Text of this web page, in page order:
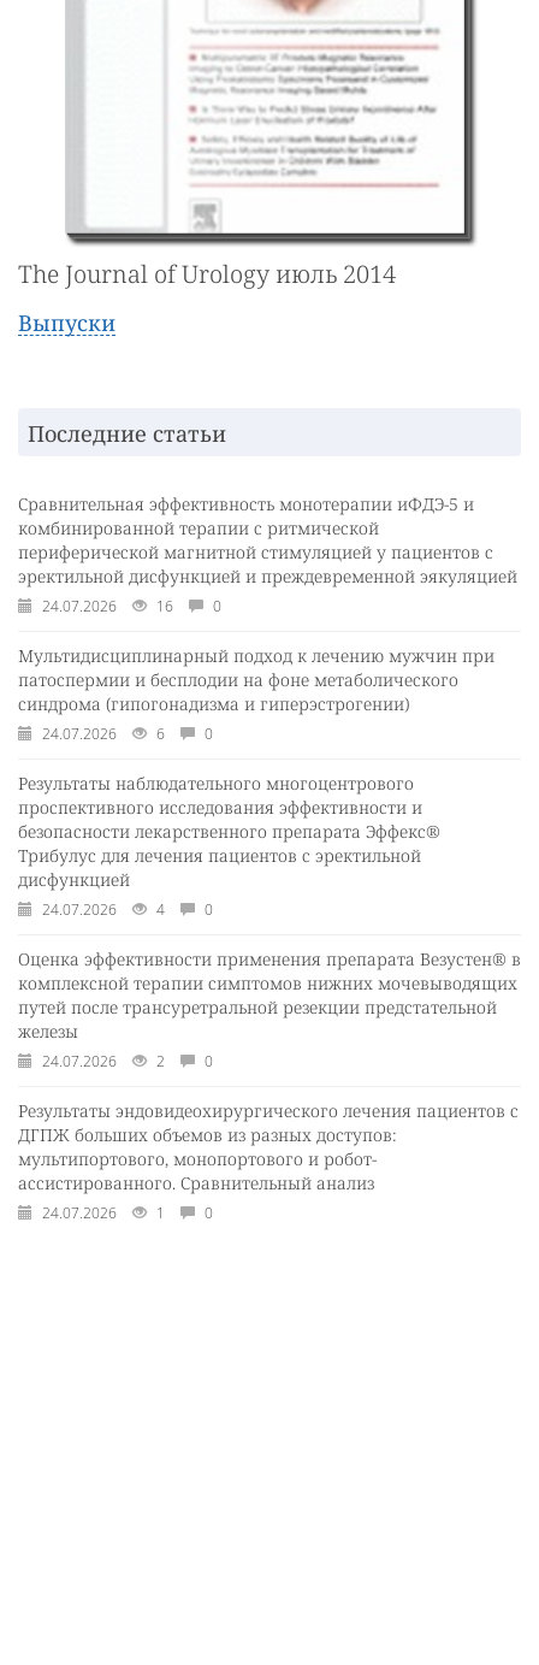
The Journal of Urology июль 2014
Выпуски
Последние статьи
Сравнительная эффективность монотерапии иФДЭ-5 и
комбинированной терапии с ритмической
периферической магнитной стимуляцией у пациентов с
эректильной дисфункцией и преждевременной эякуляцией
24.07.2026 16 0
Мультидисциплинарный подход к лечению мужчин при
патоспермии и бесплодии на фоне метаболического
синдрома (гипогонадизма и гиперэстрогении)
24.07.2026 6 0
Результаты наблюдательного многоцентрового
проспективного исследования эффективности и
безопасности лекарственного препарата Эффекс®
Трибулус для лечения пациентов с эректильной
дисфункцией
24.07.2026 4 0
Оценка эффективности применения препарата Везустен® в
комплексной терапии симптомов нижних мочевыводящих
путей после трансуретральной резекции предстательной
железы
24.07.2026 2 0
Результаты эндовидеохирургического лечения пациентов с
ДГПЖ больших объемов из разных доступов:
мультипортового, монопортового и робот-
ассистированного. Сравнительный анализ
24.07.2026 1 0